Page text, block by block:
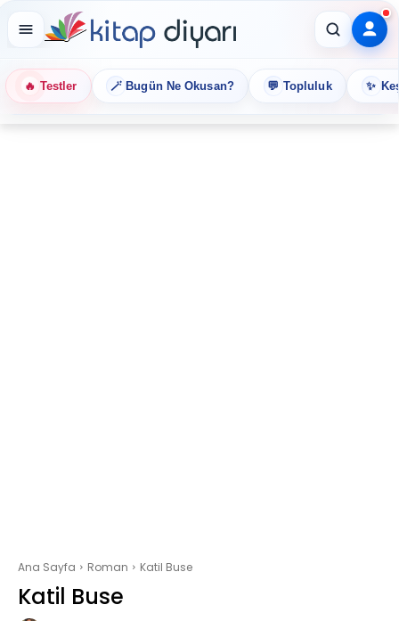
🔥 Testler 🪄 Bugün Ne Okusan? 💬 Topluluk ✨
Ana Sayfa Roman Katil Buse
Katil Buse